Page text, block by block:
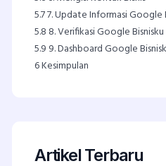
5.77. Update Informasi Google
5.8 8. Verifikasi Google Bisnisku
5.9 9. Dashboard Google
6Kesimpulan
Artikel Terbaru